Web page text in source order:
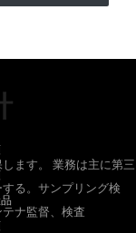
ます。 業務は主に第三
る。サンプリング検
ナ監督、検査